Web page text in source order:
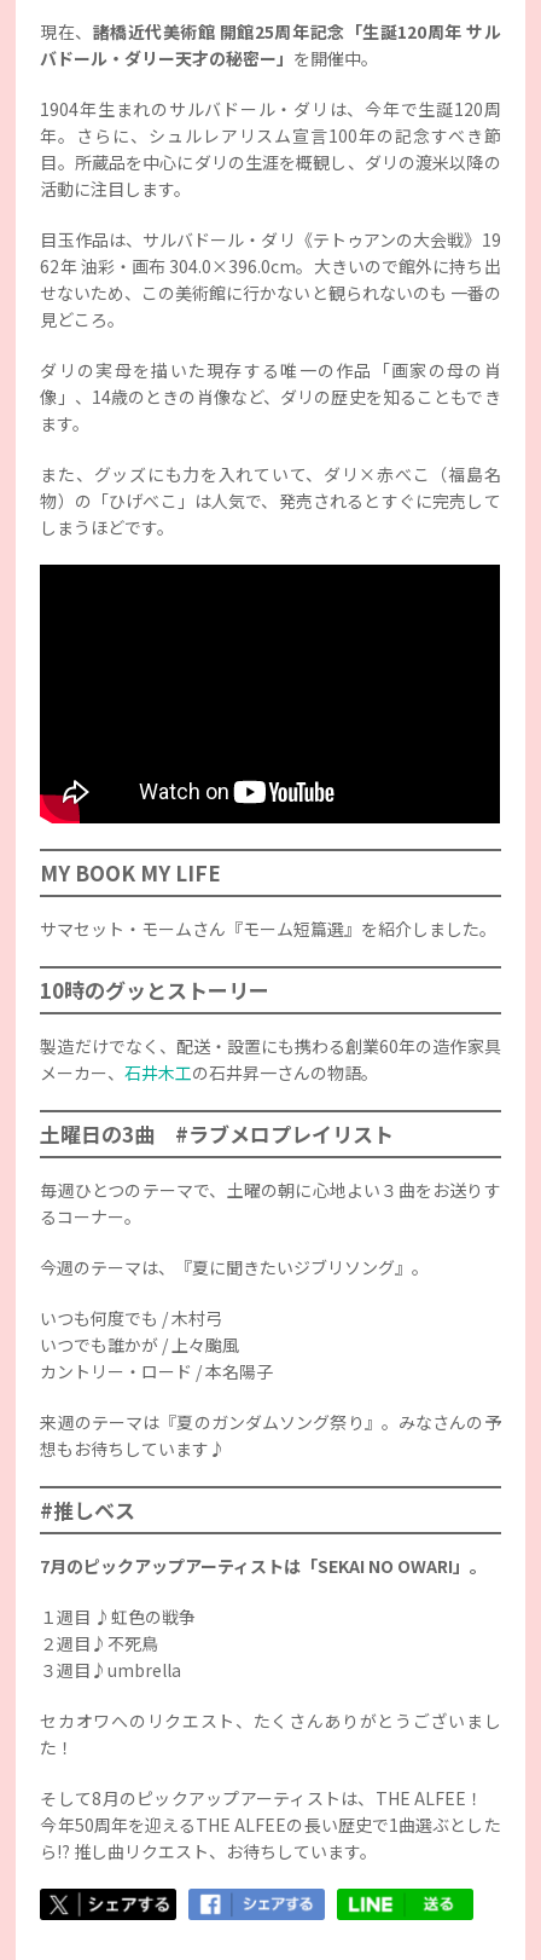
現在、 諸橋近代美術館 開館25周年記念「生誕120周年 サル
バドール・ダリー天才の秘密ー」 を開催中。
1904年生まれのサルバドール・ダリは、今年で生誕120周
年。さらに、シュルレアリスム宣言100年の記念すべき節
目。所蔵品を中心にダリの生涯を概観し、ダリの渡米以降の
活動に注目します。
目玉作品は、サルバドール・ダリ《テトゥアンの大会戦》19
62年 油彩・画布 304.0×396.0cm。大きいので館外に持ち出
せないため、この美術館に行かないと観られないのも 一番の
見どころ。
ダリの実母を描いた現存する唯一の作品「画家の母の肖
像」、14歳のときの肖像など、ダリの歴史を知ることもでき
ます。
また、グッズにも力を入れていて、ダリ×赤べこ（福島名
物）の「ひげべこ」は人気で、発売されるとすぐに完売して
しまうほどです。
MY BOOK MY LIFE
サマセット・モームさん『モーム短篇選』を紹介しました。
10時のグッとストーリー
製造だけでなく、配送・設置にも携わる創業60年の造作家具
メーカー、石井木工の石井昇一さんの物語。
土曜日の3曲 #ラブメロプレイリスト
毎週ひとつのテーマで、土曜の朝に心地よい３曲をお送りす
るコーナー。
今週のテーマは、『夏に聞きたいジブリソング』。
いつも何度でも / 木村弓
いつでも誰かが / 上々颱風
カントリー・ロード / 本名陽子
来週のテーマは『夏のガンダムソング祭り』。みなさんの予
想もお待ちしています♪
#推しベス
7月のピックアップアーティストは「SEKAI NO OWARI」。
１週目 ♪虹色の戦争
２週目♪不死鳥
３週目♪umbrella
セカオワへのリクエスト、たくさんありがとうございまし
た！
そして8月のピックアップアーティストは、THE ALFEE！
今年50周年を迎えるTHE ALFEEの長い歴史で1曲選ぶとした
ら⁉︎ 推し曲リクエスト、お待ちしています。